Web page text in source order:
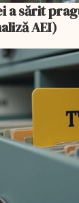
a sărit
AEI)